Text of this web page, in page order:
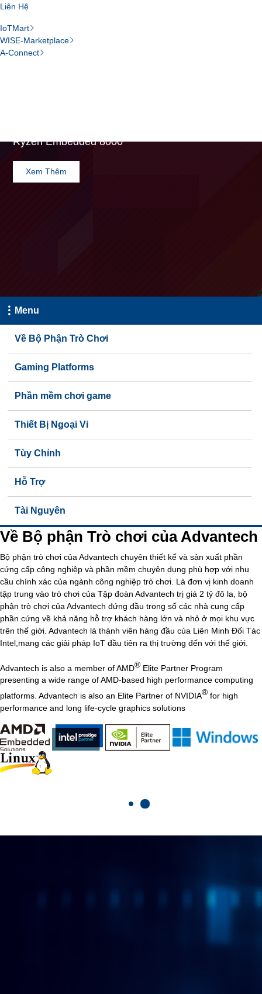
Liên Hệ
IoTMart
WISE-Marketplace
A-Connect
Ryzen Embedded 8000
Xem Thêm
Menu
Về Bộ Phận Trò Chơi
Gaming Platforms
Phần mềm chơi game
Thiết Bị Ngoại Vi
Tùy Chỉnh
Hỗ Trợ
Tài Nguyên
Về Bộ phận Trò chơi của Advantech
Bộ phận trò chơi của Advantech chuyên thiết kế và sản xuất phần
cứng cấp công nghiệp và phần mềm chuyên dụng phù hợp với nhu
cầu chính xác của ngành công nghiệp trò chơi. Là đơn vị kinh doanh
tập trung vào trò chơi của Tập đoàn Advantech trị giá 2 tỷ đô la, bộ
phận trò chơi của Advantech đứng đầu trong số các nhà cung cấp
phần cứng về khả năng hỗ trợ khách hàng lớn và nhỏ ở mọi khu vực
trên thế giới. Advantech là thành viên hàng đầu của Liên Minh Đối Tác
Intel,mang các giải pháp IoT đầu tiên ra thị trường đến với thế giới.
Advantech is also a member of AMD® Elite Partner Program
presenting a wide range of AMD-based high performance computing
platforms. Advantech is also an Elite Partner of NVIDIA® for high
performance and long life-cycle graphics solutions